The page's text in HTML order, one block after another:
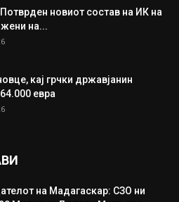
новиот состав на ИК на
жени на...
кај грчки државјанин
евра
на Мадагаскар: СЗО ни